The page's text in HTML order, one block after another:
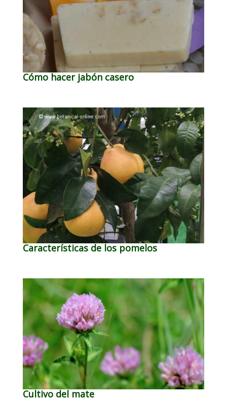
Cómo hacer jabón casero
Características de los pomelos
Cultivo del mate